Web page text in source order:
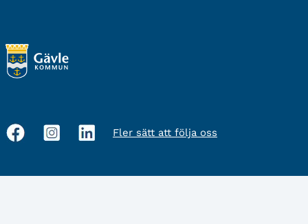
Sociala
Fler sätt att följa oss